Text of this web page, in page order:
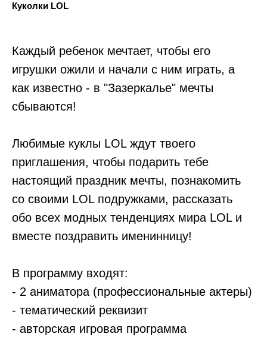
Куколки LOL
Каждый ребенок мечтает, чтобы его
игрушки ожили и начали с ним играть, а
как известно - в "Зазеркалье" мечты
сбываются!
Любимые куклы LOL ждут твоего
приглашения, чтобы подарить тебе
настоящий праздник мечты, познакомить
со своими LOL подружками, рассказать
обо всех модных тенденциях мира LOL и
вместе поздравить именинницу!
В программу входят:
- 2 аниматора (профессиональные актеры)
- тематический реквизит
- авторская игровая программа